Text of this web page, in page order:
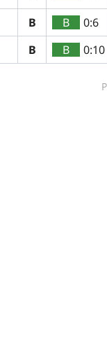
В В 0:6
В В 0:10